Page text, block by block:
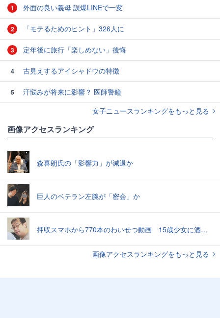
1 外面の良い義母 誤爆LINEで一変
2 「モテるためのヒント」326人に
3 定年後に旅行「楽しめない」後悔
4 古見えするアイシャドウの特徴
5
汗悩みが将来に影響？ 医師警鐘
女子ニュースランキングをもっと見る
画像アクセスランキング
森喜朗氏の「影響力」が減退か
巨人のベテラン左腕が「密会」か
押収スマホから770本のわいせつ動画 15歳少女に酒と薬飲ませ性的暴行か 54歳男を再逮捕 「薬もありますよ」とSNSで誘い出し
画像アクセスランキングをもっと見る